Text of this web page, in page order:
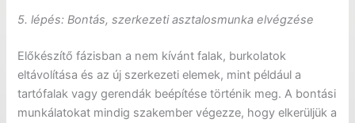
5. lépés: Bontás, szerkezeti asztalosmunka elvégzése
Előkészítő fázisban a nem kívánt falak, burkolatok
eltávolítása és az új szerkezeti elemek, mint például a
tartófalak vagy gerendák beépítése történik meg. A bontási
munkálatokat mindig szakember végezze, hogy elkerüljük a